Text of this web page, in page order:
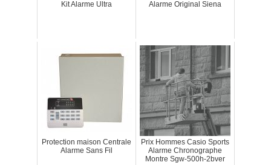
Kit Alarme Ultra Alarme Original Siena
Protection maison Centrale
Alarme Sans Fil
Prix Hommes Casio Sports
Alarme Chronographe
Montre Sgw-500h-2bver